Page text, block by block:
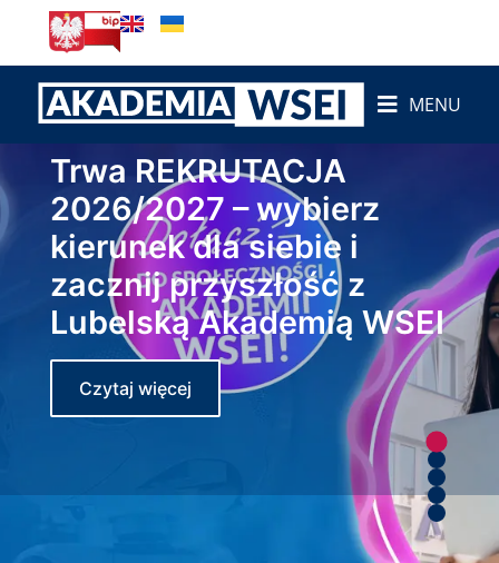
MENU
Trwa REKRUTACJA
2026/2027 – wybierz
kierunek dla siebie i
zacznij przyszłość z
Lubelską Akademią WSEI
Czytaj więcej